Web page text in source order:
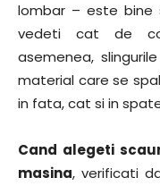
lombar – este bine
vedeti cat de
asemenea,
material care se
in fata, cat si in
Cand alegeti
masina, verificati